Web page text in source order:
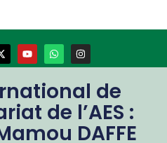
de
de l’AES :
DAFFE